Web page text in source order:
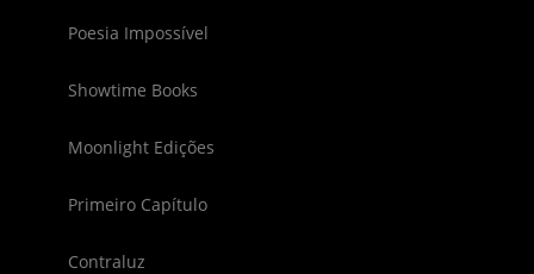
Poesia Impossível
Showtime Books
Moonlight Edições
Primeiro Capítulo
Contraluz